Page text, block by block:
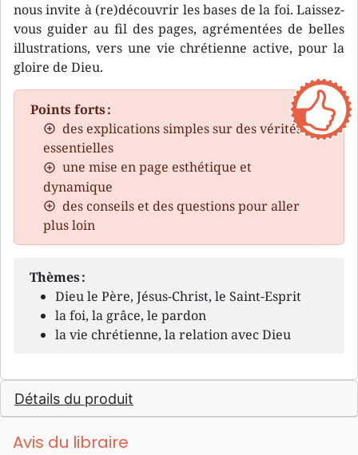
nous invite à (re)découvrir les bases de la foi. Laissez-
vous guider au fil des pages, agrémentées de belles
illustrations, vers une vie chrétienne active, pour la
gloire de Dieu.
Points forts :
des explications simples sur des vérités
essentielles
une mise en page esthétique et
dynamique
des conseils et des questions pour aller
plus loin
Thèmes :
Dieu le Père, Jésus-Christ, le Saint-Esprit
la foi, la grâce, le pardon
la vie chrétienne, la relation avec Dieu
Détails du produit
Avis du libraire